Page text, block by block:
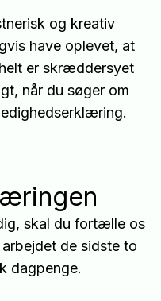
og kreativ
have oplevet, at
er skræddersyet
når du søger om
skal du fortælle os
de sidste to
dagpenge.